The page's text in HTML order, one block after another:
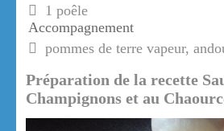
1 poêle
Accompagnement
pommes de terre vapeur,
Préparation de la recette
Champignons et au